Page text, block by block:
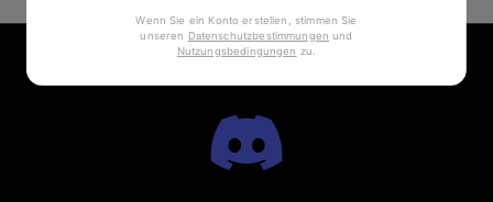
Wenn Sie ein Konto erstellen, stimmen Sie
unseren Datenschutzbestimmungen und
Nutzungsbedingungen zu